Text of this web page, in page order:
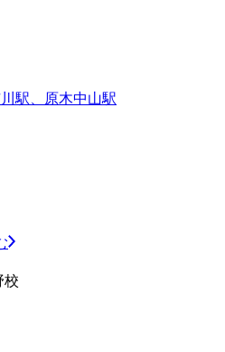
駅、原木中山駅
校